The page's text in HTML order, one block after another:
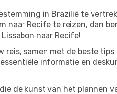
in Brazilië te
naar Recife te reizen, dan
naar Recife!
reis, samen met de beste
informatie en
de kunst van het plannen